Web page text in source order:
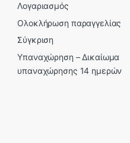
Λογαριασμός
Ολοκλήρωση παραγγελίας
Σύγκριση
Υπαναχώρηση – Δικαίωμα
υπαναχώρησης 14 ημερών